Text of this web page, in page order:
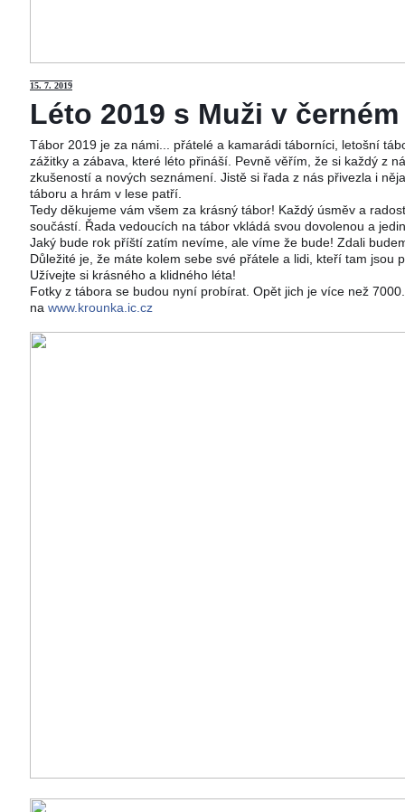
15. 7. 2019
Léto 2019 s Muži v
Tábor 2019 je za námi... přátelé a kamarádi táborníci, letošní
zážitky a zábava, které léto přináší. Pevně věřím, že si každý z
zkušeností a nových seznámení. Jistě si řada z nás přivezla i
táboru a hrám v lese patří.
Tedy děkujeme vám všem za krásný tábor! Každý úsměv a
součástí. Řada vedoucích na tábor vkládá svou dovolenou a
Jaký bude rok příští zatím nevíme, ale víme že bude! Zdali
Důležité je, že máte kolem sebe své přátele a lidi, kteří tam jsou
Užívejte si krásného a klidného léta!
Fotky z tábora se budou nyní probírat. Opět jich je více než
na www.krounka.ic.cz